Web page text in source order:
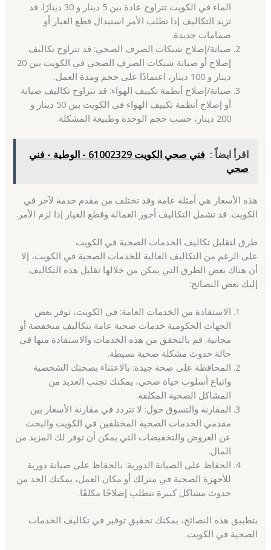
الماء في الكويت تتراوح عادة بين 5 دينار و 30 دينارًا. قد
تزيد التكاليف إذا تطلب الأمر استبدال قطع الغيار أو
صمامات جديدة.
صيانة/إصلاح شبكات الصرف الصحي: قد تتراوح تكاليف
إصلاح أو صيانة شبكات الصرف الصحي في الكويت بين 20
دينار و 100 دينار، اعتمادًا على حجم ومدة العمل.
صيانة/إصلاح أنظمة تكييف الهواء: قد تتراوح تكاليف صيانة
أو إصلاح أنظمة تكييف الهواء في الكويت بين 50 دينار و
200 دينار، حسب حجم الوحدة وطبيعة المشكلة.
اقرأ ايضاً :
فني صحي الكويت 61002329 - الوطية - فني
صحي
هذه الأسعار هي أمثلة عامة وقد تختلف من مقدم خدمة لآخر في
الكويت. قد تشمل التكاليف أجور العمالة وقطع الغيار إذا لزم الأمر.
طرق لتقليل تكاليف الخدمات الصحية في الكويت
على الرغم من التكاليف العالية للخدمات الصحية في الكويت، إلا
أن هناك بعض الطرق التي يمكن من خلالها تقليل هذه التكاليف.
إليك بعض النصائح:
الاستفادة من الخدمات العامة: في الكويت، توفر بعض
الجهات الحكومية خدمات صحية عامة بتكاليف منخفضة أو
مجانية. قم بالتحقق من هذه الخدمات والاستفادة منها في
حالة حدوث مشكلة صحية بسيطة.
المحافظة على صحة جيدة: بالاعتناء بصحتك الشخصية
واتباع أسلوب حياة صحي، يمكنك تجنب العديد من
المشاكل الصحية المكلفة.
المقارنة والتسوق حول: لا تتردد في مقارنة الأسعار بين
مقدمي الخدمات الصحية المختلفين في الكويت والبحث
عن العروض والتخفيضات التي يمكن أن توفر لك المزيد من
المال.
الحفاظ على الصيانة الدورية: بالحفاظ على صيانة دورية
للأجهزة الصحية في منزلك أو مكان العمل، يمكنك الحد من
حدوث مشاكل كبيرة تتطلب إصلاحًا مكلفًا.
بتطبيق هذه النصائح، يمكنك تحقيق توفير في تكاليف الخدمات
الصحية في الكويت.